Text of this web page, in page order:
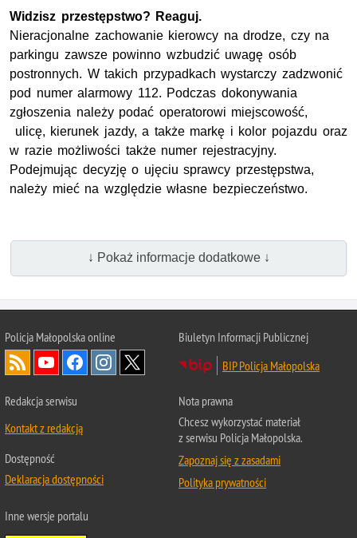
Widzisz przestępstwo? Reaguj.
Nieracjonalne zachowanie kierowcy na drodze, czy na
parkingu zawsze powinno wzbudzić uwagę osób
postronnych. W takich przypadkach wystarczy zadzwonić
pod numer alarmowy 112. Podczas dokonywania
zgłoszenia należy podać operatorowi miejscowość,
ulicę, kierunek jazdy, a także markę i kolor pojazdu oraz
w razie możliwości także numer rejestracyjny.
Podejmując decyzję o ujęciu sprawcy przestępstwa,
należy mieć na względzie własne bezpieczeństwo.
↓ Pokaż informacje dodatkowe ↓
Policja Małopolska online
Biuletyn Informacji Publicznej
BIP Policja Małopolska
Redakcja serwisu
Kontakt z redakcją
Dostępność
Deklaracja dostępności
Nota prawna
Chcesz wykorzystać materiał
z serwisu Policja Małopolska.
Zapoznaj się z zasadami
Polityka prywatności
Inne wersje portalu